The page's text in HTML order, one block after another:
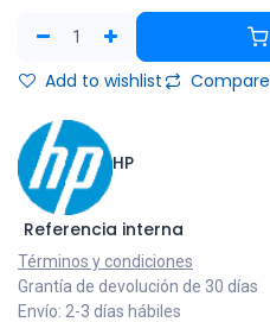
Add to wishlist Compare
HP
Referencia interna
Términos y condiciones
Grantía de devolución de 30 días
Envío: 2-3 días hábiles